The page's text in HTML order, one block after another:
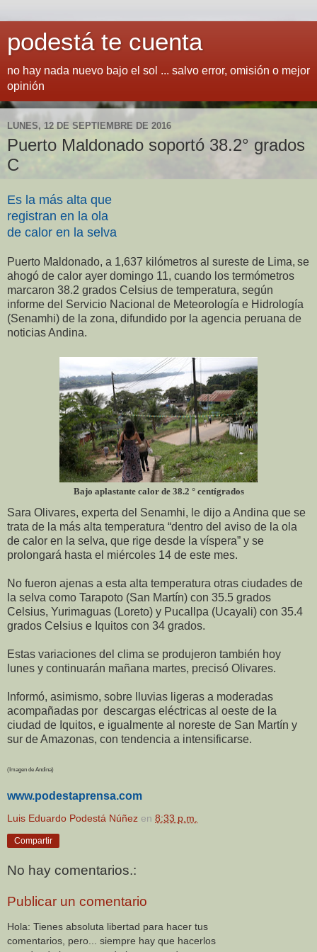
podestá te cuenta
no hay nada nuevo bajo el sol ... salvo error, omisión o mejor
opinión
LUNES, 12 DE SEPTIEMBRE DE 2016
Puerto Maldonado soportó 38.2° grados
C
Es la más alta que
registran en la ola
de calor en la selva
Puerto Maldonado, a 1,637 kilómetros al sureste de Lima, se
ahogó de calor ayer domingo 11, cuando los termómetros
marcaron 38.2 grados Celsius de temperatura, según
informe del Servicio Nacional de Meteorología e Hidrología
(Senamhi) de la zona, difundido por la agencia peruana de
noticias Andina.
Bajo aplastante calor de 38.2 ° centígrados
Sara Olivares, experta del Senamhi, le dijo a Andina que se
trata de la más alta temperatura “dentro del aviso de la ola
de calor en la selva, que rige desde la víspera” y se
prolongará hasta el miércoles 14 de este mes.
No fueron ajenas a esta alta temperatura otras ciudades de
la selva como Tarapoto (San Martín) con 35.5 grados
Celsius, Yurimaguas (Loreto) y Pucallpa (Ucayali) con 35.4
grados Celsius e Iquitos con 34 grados.
Estas variaciones del clima se produjeron también hoy
lunes y continuarán mañana martes, precisó Olivares.
Informó, asimismo, sobre lluvias ligeras a moderadas
acompañadas por descargas eléctricas al oeste de la
ciudad de Iquitos, e igualmente al noreste de San Martín y
sur de Amazonas, con tendencia a intensificarse.
(Imagen de Andina)
www.podestaprensa.com
Luis Eduardo Podestá Núñez en 8:33 p.m.
Compartir
No hay comentarios.:
Publicar un comentario
Hola: Tienes absoluta libertad para hacer tus
comentarios, pero... siempre hay que hacerlos